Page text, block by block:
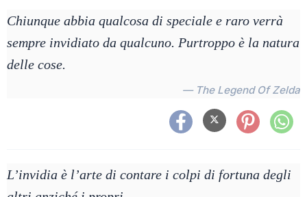
Chiunque abbia qualcosa di speciale e raro verrà
sempre invidiato da qualcuno. Purtroppo è la natura
delle cose.
— The Legend Of Zelda
L’invidia è l’arte di contare i colpi di fortuna degli